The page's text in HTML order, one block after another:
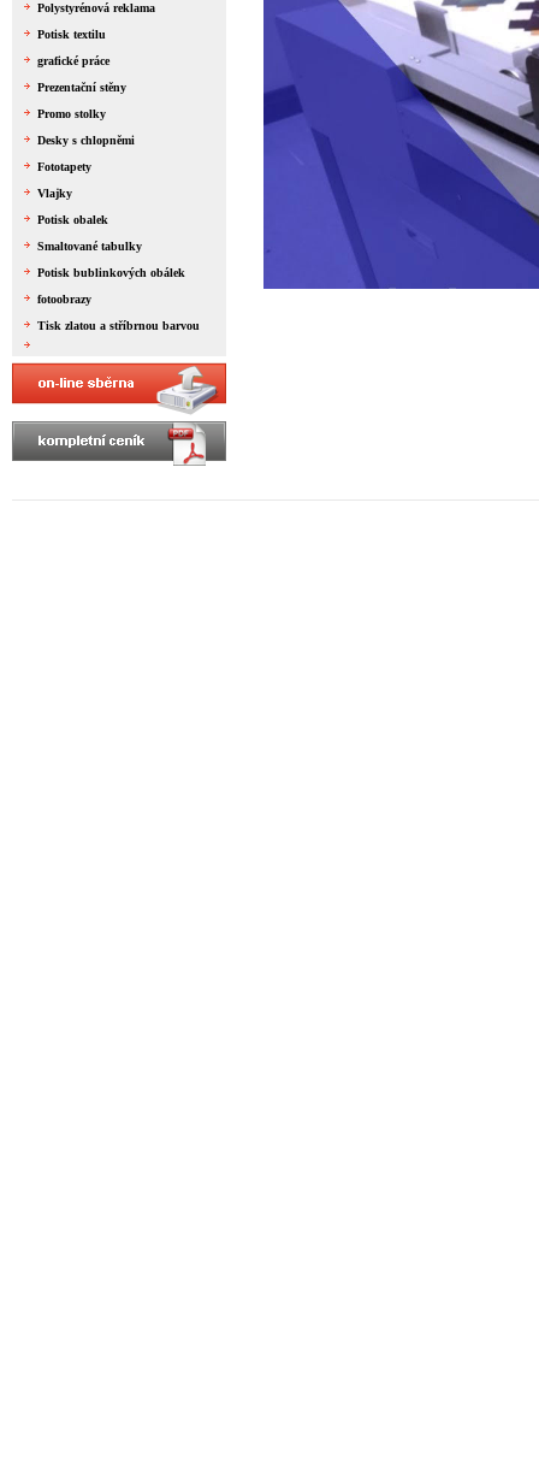
Polystyrénová reklama
Potisk textilu
grafické práce
Prezentační stěny
Promo stolky
Desky s chlopněmi
Fototapety
Vlajky
Potisk obalek
Smaltované tabulky
Potisk bublinkových obálek
fotoobrazy
Tisk zlatou a stříbrnou barvou